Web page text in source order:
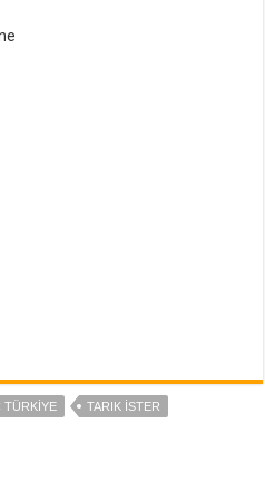
TÜRKIYE TARIK İSTER